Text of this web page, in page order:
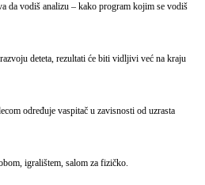
da vodiš analizu – kako program kojim se vodiš
deteta, rezultati će biti vidljivi već na kraju
određuje vaspitač u zavisnosti od uzrasta
igralištem, salom za fizičko.